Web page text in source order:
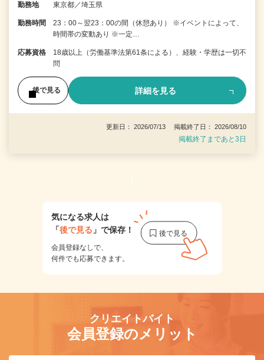
勤務地 東京都／埼玉県
勤務時間
23：00～翌23：00の間（休憩あり） ※イベントによって、
時間帯の変動あり ※一定…
応募資格
18歳以上（労働基準法第61条による）、経験・学歴は一切不
問
後で見る 詳細を見る
更新日： 2026/07/13 掲載終了日： 2026/08/10
掲載終了まであと3日
1
気になる求人は
「後で見る 」で保存！
会員登録なしで、
何件でも応募できます。
クリエイトバイト
会員登録のメリット